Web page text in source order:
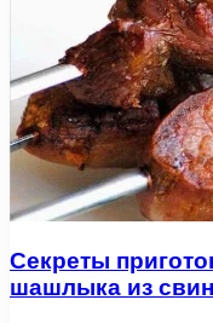
Секреты
шашлыка из